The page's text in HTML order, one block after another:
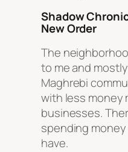
Shadow
New Order
The
to me and
Maghrebi
with less money
businesses.
spending
have.